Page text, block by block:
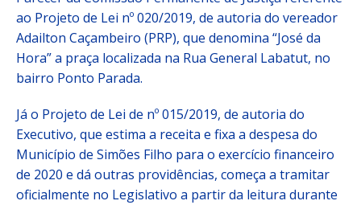
ao Projeto de Lei nº 020/2019, de autoria do vereador
Adailton Caçambeiro (PRP), que denomina “José da
Hora” a praça localizada na Rua General Labatut, no
bairro Ponto Parada.
Já o Projeto de Lei de nº 015/2019, de autoria do
Executivo, que estima a receita e fixa a despesa do
Município de Simões Filho para o exercício financeiro
de 2020 e dá outras providências, começa a tramitar
oficialmente no Legislativo a partir da leitura durante